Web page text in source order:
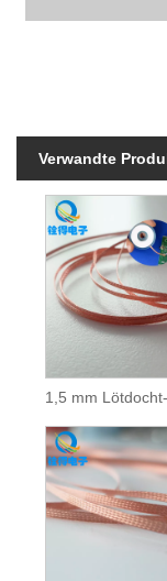
Verwandte